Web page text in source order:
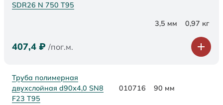
SDR26 N 750 Т95
3,5 мм 0,97 кг
407,4 ₽ /пог.м.
Труба полимерная
двухслойная d90х4,0 SN8
F23 Т95
010716 90 мм